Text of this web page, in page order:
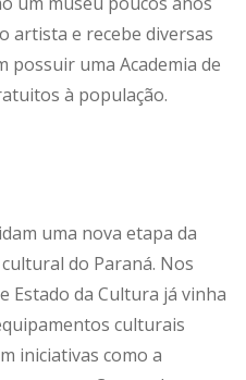
artista e recebe diversas
possuir uma Academia de
à população.
uma nova etapa da
do Paraná. Nos
Estado da Cultura já vinha
culturais
iniciativas como a